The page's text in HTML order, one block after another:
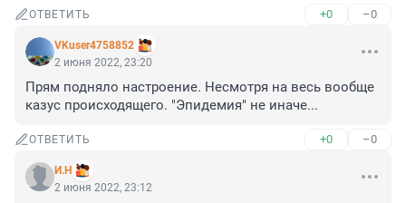
ОТВЕТИТЬ +0 –0
VKuser4758852
2 июня 2022, 23:20
Прям подняло настроение. Несмотря на весь вообще
казус происходящего. "Эпидемия" не иначе...
ОТВЕТИТЬ +0 –0
И.Н
2 июня 2022, 23:12